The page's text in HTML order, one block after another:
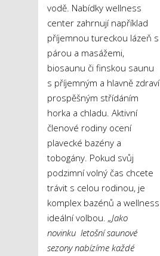
vodě. Nabídky wellness
center zahrnují například
příjemnou tureckou lázeň s
párou a masážemi,
biosaunu či finskou saunu
s příjemným a hlavně zdraví
prospěšným střídáním
horka a chladu. Aktivní
členové rodiny ocení
plavecké bazény a
tobogány. Pokud svůj
podzimní volný čas chcete
trávit s celou rodinou, je
komplex bazénů a wellness
ideální volbou. „Jako
novinku letošní saunové
sezony nabízíme každé